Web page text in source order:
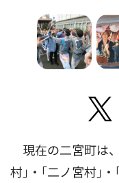
現在の二宮町は
村｣・｢二ノ宮村｣